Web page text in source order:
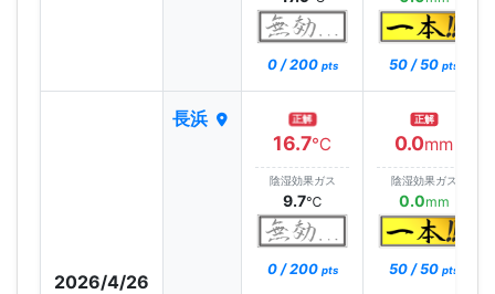
0 / 200 pts 50 / 50 pts
2026/4/26
長浜 正解
16.7℃
陰湿効果ガス
9.7℃
0 / 200 pts
正解
0.0mm
陰湿効果ガス
0.0mm
50 / 50 pts